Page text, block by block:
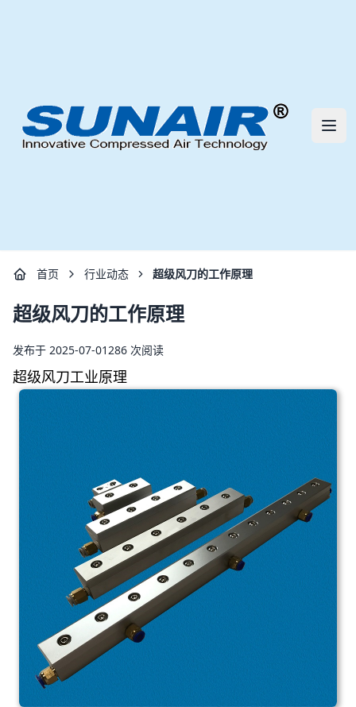
三艾流体技术（深圳）有限公司 |
打
首页 行业动态 超级风刀的工作原理
超级风刀的工作原理
发布于 2025-07-01286 次阅读
超级风刀工业原理